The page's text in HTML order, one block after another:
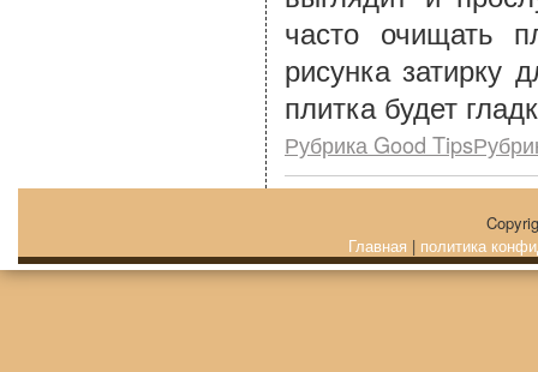
часто очищать
рисунка затирку
плитка будет
Рубрика Good
Главная | политика